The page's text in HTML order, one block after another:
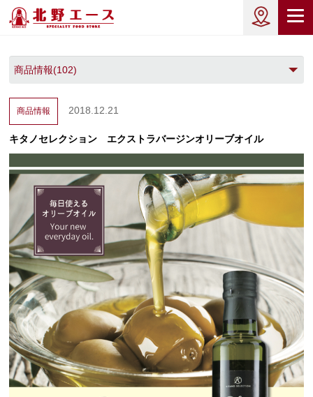
商品情報 2018.12.21
キタノセレクション エクストラバージンオリーブオイル